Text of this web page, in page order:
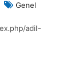
Genel
adil-